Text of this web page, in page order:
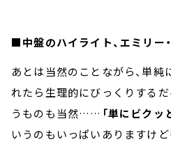
■中盤のハイライト、エミリー
あとは当然のことながら、単純
れたら生理的にびっくりするだ
うものも当然…… 「単にビクッ
いうのもいっぱいありますけど